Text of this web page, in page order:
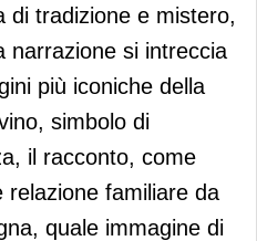
di tradizione e mistero,
narrazione si intreccia
più iconiche della
simbolo di
il racconto, come
familiare da
quale immagine di